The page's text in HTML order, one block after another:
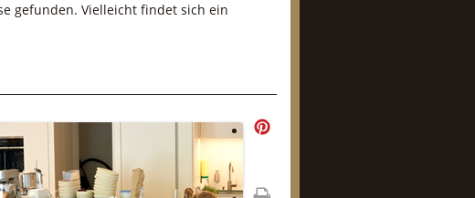
gefunden. Vielleicht findet sich ein